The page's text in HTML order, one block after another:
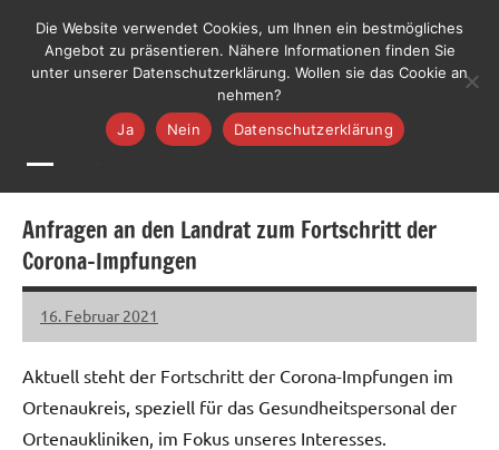
springen
LiLO
Liste
Lebenswerte
Ortenau
Jetzt mitmachen
Anfragen an den Landrat zum Fortschritt der
Corona-Impfungen
16. Februar 2021
LiLO
Keine
Aktuell steht der Fortschritt der Corona-Impfungen im
Ortenaukreis, speziell für das Gesundheitspersonal der
Ortenaukliniken, im Fokus unseres Interesses.
Die Website verwendet Cookies, um Ihnen ein bestmögliches
Angebot zu präsentieren. Nähere Informationen finden Sie
unter unserer Datenschutzerklärung. Wollen sie das Cookie an
nehmen?
Ja
Nein Datenschutzerklärung